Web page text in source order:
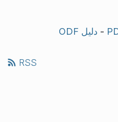
- دليل ODF
RSS